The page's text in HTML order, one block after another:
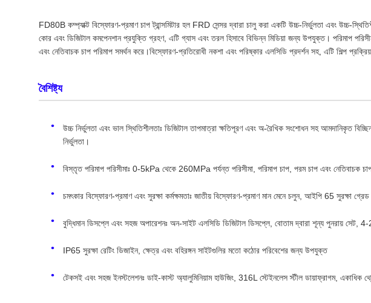
FD80B কম্প্যাক্ট বিস্ফোরণ-প্রমাণ চাপ ট্রান্সমিটার হল FRD সেন্সর দ্বারা চালু করা একটি উচ্চ-নির্ভুলতা এবং উচ্চ-
কোর এবং ডিজিটাল কমপেনশান প্রযুক্তি গ্রহণ, এটি গ্যাস এবং তরল হিসাবে বিভিন্ন মিডিয়া জন্য উপযুক্ত। পরিমাপ
এবং নেতিবাচক চাপ পরিমাপ সমর্থন করে।বিস্ফোরণ-প্রতিরোধী নকশা এবং পরিষ্কার এলসিডি প্রদর্শন সহ, এটি শিল্প
বৈশিষ্ট্য
উচ্চ নির্ভুলতা এবং ভাল স্থিতিশীলতাঃ ডিজিটাল তাপমাত্রা ক্ষতিপূরণ এবং অ-রৈখিক সংশোধন সহ আমদানিকৃত
নির্ভুলতা।
বিস্তৃত পরিমাপ পরিসীমাঃ 0-5kPa থেকে 260MPa পর্যন্ত পরিসীমা, পরিমাপ চাপ, পরম চাপ এবং নেতিবাচক
চমৎকার বিস্ফোরণ-প্রমাণ এবং সুরক্ষা কর্মক্ষমতাঃ জাতীয় বিস্ফোরণ-প্রমাণ মান মেনে চলুন, আইপি 65 সুরক্ষা
বুদ্ধিমান ডিসপ্লে এবং সহজ অপারেশনঃ অন-সাইট এলসিডি ডিজিটাল ডিসপ্লে, বোতাম দ্বারা শূন্য পুনরায়
IP65 সুরক্ষা রেটিং ডিজাইন, ক্ষেত্র এবং বহিরঙ্গন সাইটগুলির মতো কঠোর পরিবেশের জন্য উপযুক্ত
টেকসই এবং সহজ ইনস্টলেশনঃ ডাই-কাস্ট অ্যালুমিনিয়াম হাউজিং, 316L স্টেইনলেস স্টীল ডায়াফ্রাগম, একাধিক